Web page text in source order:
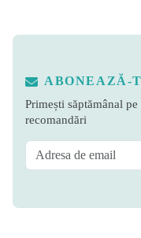
ABONEAZĂ-
Primești săptămânal
recomandări